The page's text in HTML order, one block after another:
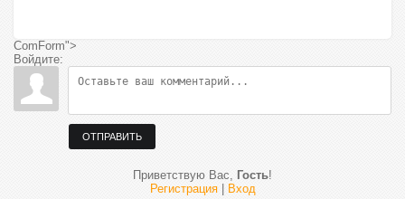
ComForm">
Войдите:
ОТПРАВИТЬ
Приветствую Вас, Гость!
Регистрация| Вход